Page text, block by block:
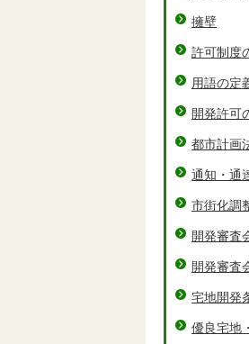
擁壁
許可制度
用語の定
開発許可
都市計画
通知・通
市街化調
開発審査
開発審査
宅地開発
優良宅地